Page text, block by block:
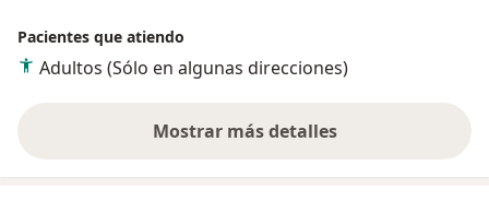
Pacientes que atiendo
Adultos (Sólo en algunas direcciones)
Mostrar más detalles
sobre la experiencia